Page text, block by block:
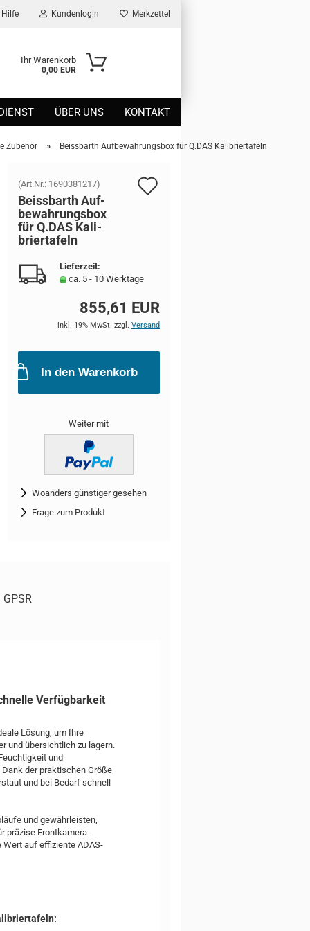
Hilfe Kundenlogin Merkzettel
Ihr Warenkorb
0,00 EUR
ÜBER UNS KONTAKT
Zubehör » Beissbarth Aufbewahrungsbox für Q.DAS Kalibriertafeln
(Art.Nr.: 1690381217)
Beiss­barth Auf­
be­wah­rungs­box
für Q.DAS Ka­li­
brier­ta­feln
Lieferzeit:
ca. 5 - 10 Werktage
855,61 EUR
inkl. 19% MwSt. zzgl. Versand
In den Warenkorb
Weiter mit
Woanders günstiger gesehen
Frage zum Produkt
GPSR
Verfügbarkeit
Lösung, um Ihre
und übersichtlich zu lagern.
und
der praktischen Größe
und bei Bedarf schnell
und gewährleisten,
präzise Frontkamera-
Wert auf effiziente ADAS-